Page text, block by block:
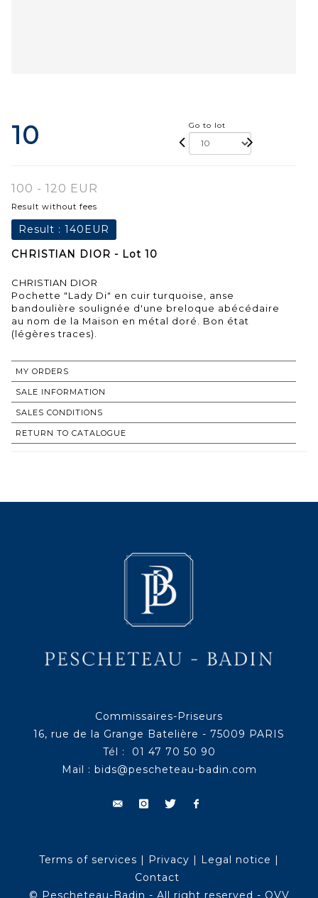
10 Go to lot
100 - 120 EUR
Result without fees
Result : 140EUR
CHRISTIAN DIOR - Lot 10
CHRISTIAN DIOR
Pochette "Lady Di" en cuir turquoise, anse
bandoulière soulignée d'une breloque abécédaire
au nom de la Maison en métal doré. Bon état
(légères traces).
MY ORDERS
SALE INFORMATION
SALES CONDITIONS
RETURN TO CATALOGUE
Commissaires-Priseurs
16, rue de la Grange Batelière - 75009 PARIS
Tél : 01 47 70 50 90
Mail : bids@pescheteau-badin.com
Terms of services | Privacy | Legal notice |
Contact
© Pescheteau-Badin - All right reserved - OVV